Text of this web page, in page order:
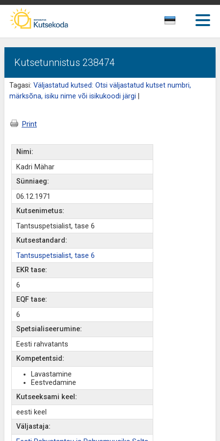
Kutsetunnistus 238474
Tagasi: Väljastatud kutsed: Otsi väljastatud kutset numbri,
märksõna, isiku nime või isikukoodi järgi
Print
Nimi:
Kadri Mähar
Sünniaeg:
06.12.1971
Kutsenimetus:
Tantsuspetsialist, tase 6
Kutsestandard:
Tantsuspetsialist, tase 6
EKR tase:
6
EQF tase:
6
Spetsialiseerumine:
Eesti rahvatants
Kompetentsid:
Lavastamine
Eestvedamine
Kutseeksami keel:
eesti keel
Väljastaja: